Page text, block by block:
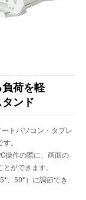
荷を軽
ンド
ートパソコン・タブレ
。
操作の際に、画面の
ができます。
、50°）に調節でき